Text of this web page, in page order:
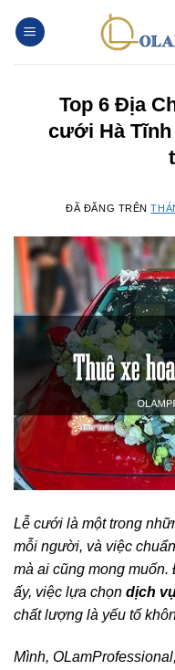
đến
Top 6 Địa
cưới Hà Tĩnh
ĐÃ ĐĂNG TRÊN
Lễ cưới là một trong
mỗi người, và việc
mà ai cũng mong
ấy, việc lựa chọn dịch
chất lượng là yếu tố
Mình,